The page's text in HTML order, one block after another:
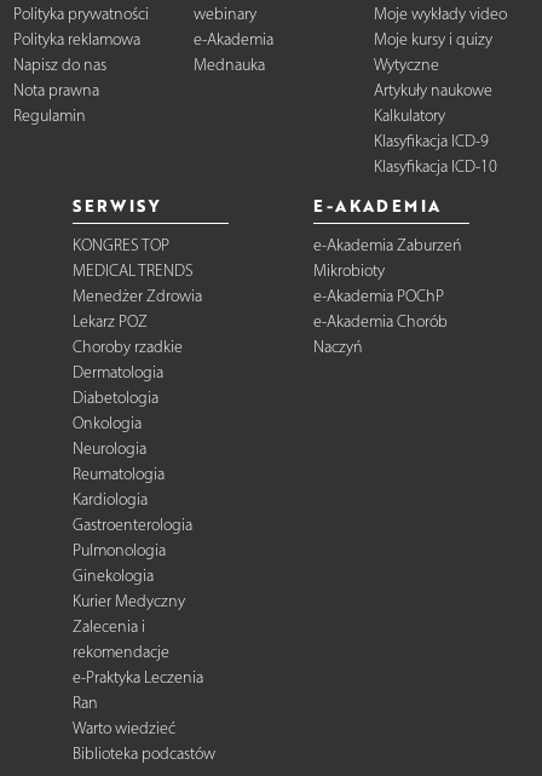
Polityka prywatności
Polityka reklamowa
Napisz do nas
Nota prawna
Regulamin
webinary
e-Akademia
Mednauka
Moje wykłady video
Moje kursy i quizy
Wytyczne
Artykuły naukowe
Kalkulatory
Klasyfikacja ICD-9
Klasyfikacja ICD-10
SERWISY
KONGRES TOP
MEDICAL TRENDS
Menedżer Zdrowia
Lekarz POZ
Choroby rzadkie
Dermatologia
Diabetologia
Onkologia
Neurologia
Reumatologia
Kardiologia
Gastroenterologia
Pulmonologia
Ginekologia
Kurier Medyczny
Zalecenia i
rekomendacje
e-Praktyka Leczenia
Ran
Warto wiedzieć
Biblioteka podcastów
E-AKADEMIA
e-Akademia Zaburzeń
Mikrobioty
e-Akademia POChP
e-Akademia Chorób
Naczyń